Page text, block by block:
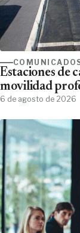
Estaciones de
movilidad
6 de agosto de 2026